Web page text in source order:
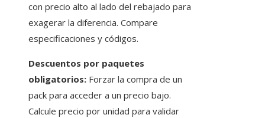
con precio alto al lado del rebajado para
exagerar la diferencia. Compare
especificaciones y códigos.
Descuentos por paquetes
obligatorios: Forzar la compra de un
pack para acceder a un precio bajo.
Calcule precio por unidad para validar